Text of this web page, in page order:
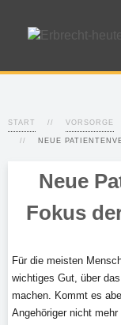
START VORSORGE
NEUE
Neue
Fokus
Für die meisten
wichtiges Gut, über
machen. Kommt es
Angehöriger nicht